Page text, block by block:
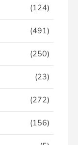
(124)
(491)
(250)
(23)
(272)
(156)